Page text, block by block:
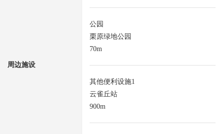
周边施设
公园
栗原绿地公园
70m
其他便利设施1
云雀丘站
900m